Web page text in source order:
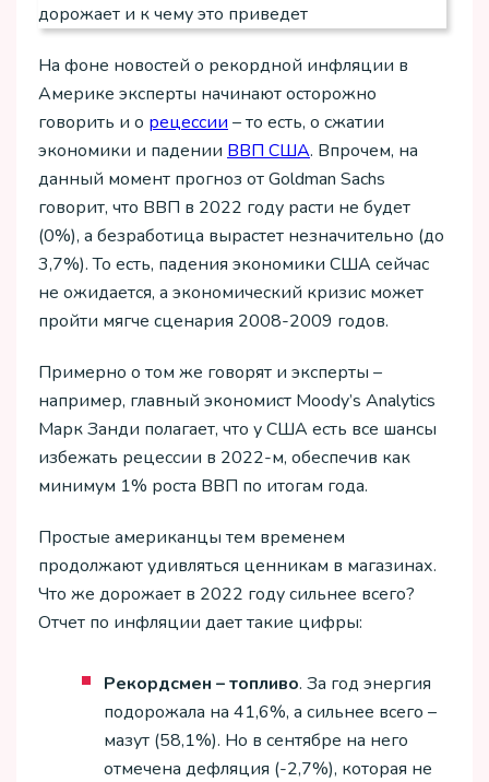
На фоне новостей о рекордной инфляции в
Америке эксперты начинают осторожно
говорить и о рецессии – то есть, о сжатии
экономики и падении ВВП США. Впрочем, на
данный момент прогноз от Goldman Sachs
говорит, что ВВП в 2022 году расти не будет
(0%), а безработица вырастет незначительно (до
3,7%). То есть, падения экономики США сейчас
не ожидается, а экономический кризис может
пройти мягче сценария 2008-2009 годов.
Примерно о том же говорят и эксперты –
например, главный экономист Moody’s Analytics
Марк Занди полагает, что у США есть все шансы
избежать рецессии в 2022-м, обеспечив как
минимум 1% роста ВВП по итогам года.
Простые американцы тем временем
продолжают удивляться ценникам в магазинах.
Что же дорожает в 2022 году сильнее всего?
Отчет по инфляции дает такие цифры:
Рекордсмен – топливо. За год энергия
подорожала на 41,6%, а сильнее всего –
мазут (58,1%). Но в сентябре на него
отмечена дефляция (-2,7%), которая не